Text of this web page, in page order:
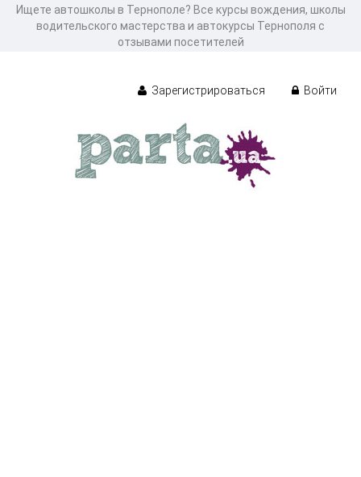
Ищете автошколы в Тернополе? Все курсы вождения, школы
водительского мастерства и автокурсы Тернополя с
отзывами посетителей
Зарегистрироваться Войти